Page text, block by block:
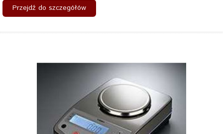
Przejdź do szczegółów